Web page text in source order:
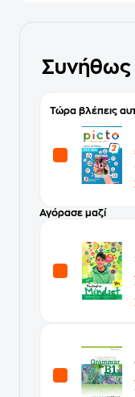
Συνήθως
Τώρα βλέπεις
Αγόρασε μαζί